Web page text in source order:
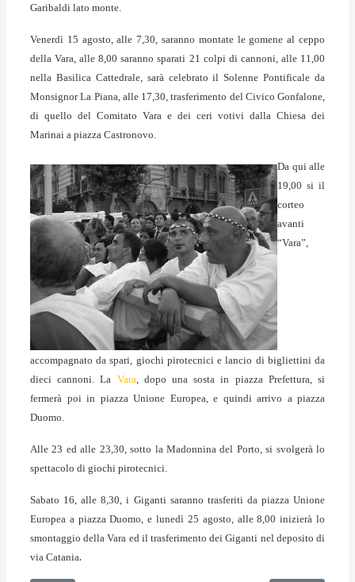
Garibaldi lato monte.
Venerdì 15 agosto, alle 7,30, saranno montate le gomene al ceppo
della Vara, alle 8,00 saranno sparati 21 colpi di cannoni, alle 11,00
nella Basilica Cattedrale, sarà celebrato il Solenne Pontificale da
Monsignor La Piana, alle 17,30, trasferimento del Civico Gonfalone,
di quello del Comitato Vara e dei ceri votivi dalla Chiesa dei
Marinai a piazza Castronovo.
Da qui alle
19,00 si il
corteo
avanti
“Vara”,
accompagnato da spari, giochi pirotecnici e lancio di bigliettini da
dieci cannoni. La Vara, dopo una sosta in piazza Prefettura, si
fermerà poi in piazza Unione Europea, e quindi arrivo a piazza
Duomo.
Alle 23 ed alle 23,30, sotto la Madonnina del Porto, si svolgerà lo
spettacolo di giochi pirotecnici.
Sabato 16, alle 8,30, i Giganti saranno trasferiti da piazza Unione
Europea a piazza Duomo, e lunedì 25 agosto, alle 8,00 inizierà lo
smontaggio della Vara ed il trasferimento dei Giganti nel deposito di
via Catania.